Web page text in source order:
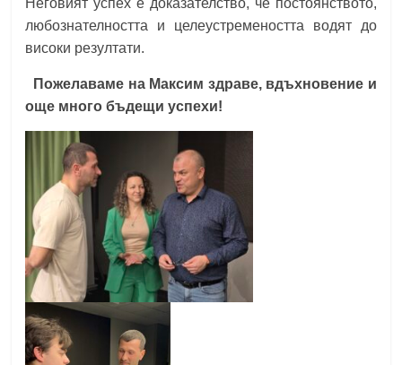
Неговият успех е доказателство, че постоянството,
любознателността и целеустремеността водят до
високи резултати.
Пожелаваме на Максим здраве, вдъхновение и
още много бъдещи успехи!